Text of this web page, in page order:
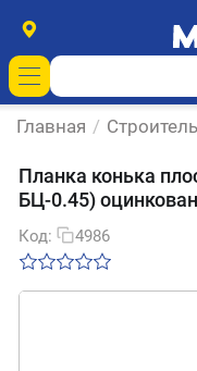
Главная /
Планка конька
БЦ-0.45)
Код: 4986